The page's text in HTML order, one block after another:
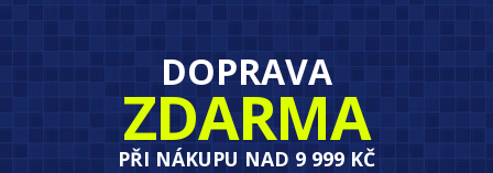
DOPRAVA
ZDARMA
PŘI NÁKUPU NAD 9 999 KČ